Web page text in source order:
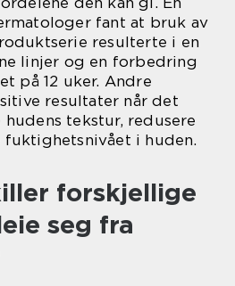
fant at bruk av
resulterte i en
linjer og en forbedring
på 12 uker. Andre
resultater når det
tekstur, redusere
i huden.
forskjellige
seg fra